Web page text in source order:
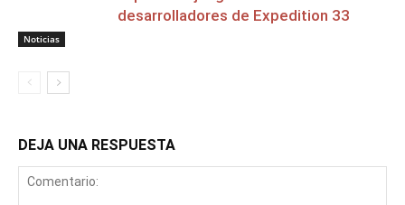
Noticias
desarrolladores de Expedition 33
DEJA UNA RESPUESTA